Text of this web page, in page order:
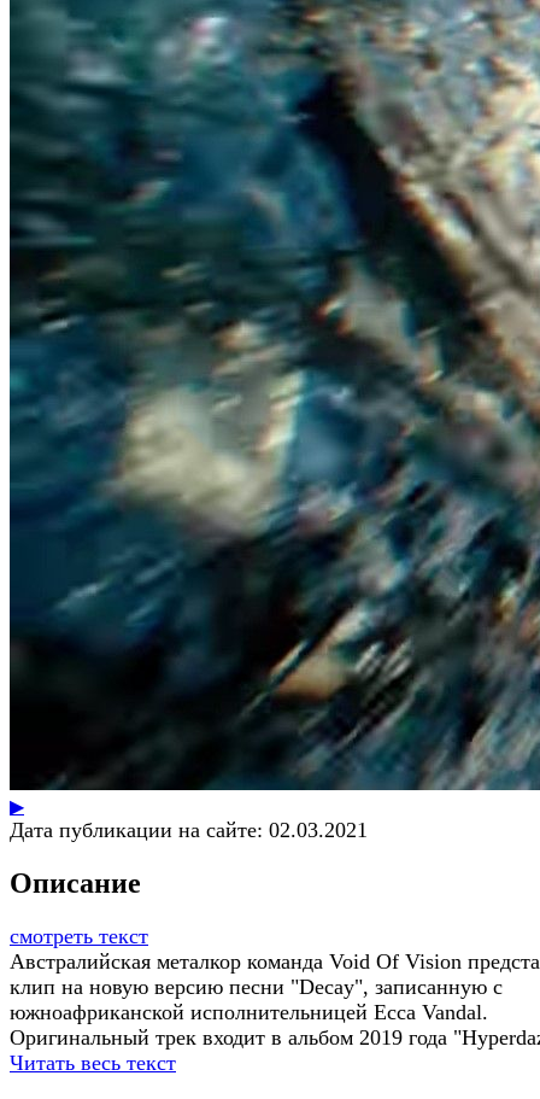
▶
Дата публикации на сайте: 02.03.2021
Описание
смотреть текст
Австралийская металкор команда Void Of Vision
клип на новую версию песни "Decay", записанную с
южноафриканской исполнительницей Ecca Vandal.
Оригинальный трек входит в альбом 2019 года
Читать весь текст